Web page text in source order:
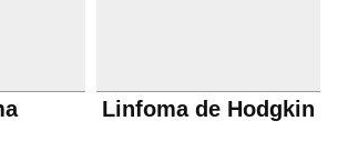
Linfoma de Hodgkin